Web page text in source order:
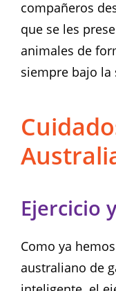
compañeros
que se les
animales de
siempre bajo
Ejercicio
Como ya
australiano de